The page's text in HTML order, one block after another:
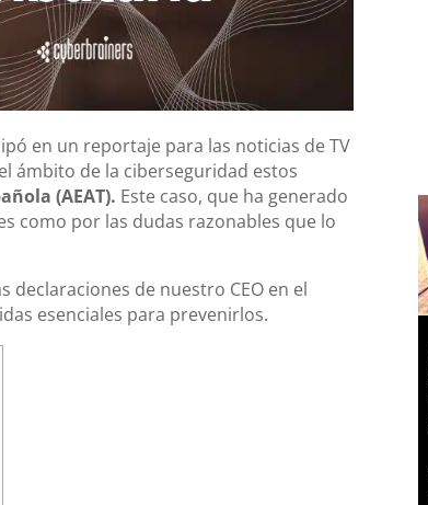
en un reportaje para las noticias de TV
ámbito de la ciberseguridad estos
(AEAT). Este caso, que ha generado
como por las dudas razonables que lo
declaraciones de nuestro CEO en el
esenciales para prevenirlos.